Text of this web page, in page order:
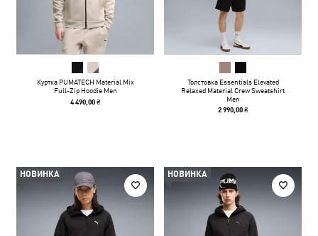
Куртка PUMATECH Material Mix
Full-Zip Hoodie Men
4 490,00 ₴
Толстовка Essentials Elevated
Relaxed Material Crew Sweatshirt
Men
2 990,00 ₴
НОВИНКА НОВИНКА